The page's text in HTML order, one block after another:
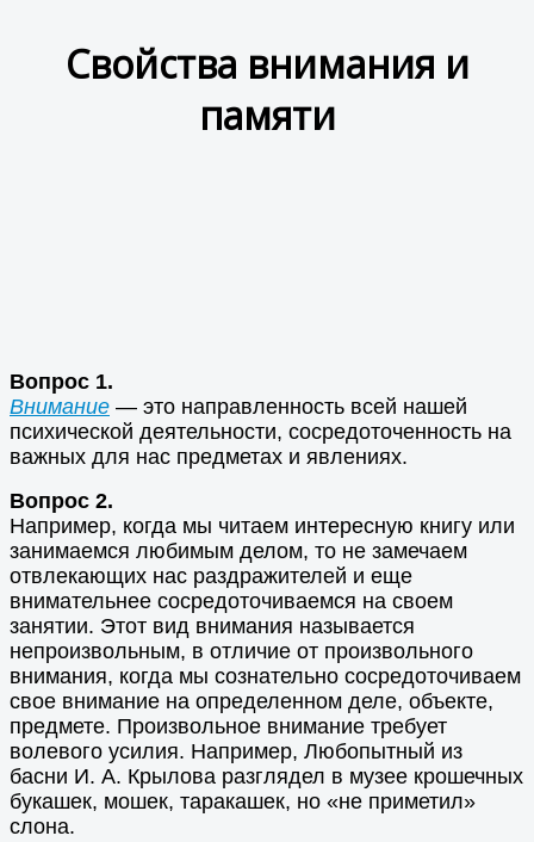
Свойства внимания и
памяти
Вопрос 1.
Внимание — это направленность всей нашей
психической деятельности, сосредоточенность на
важных для нас предметах и явлениях.
Вопрос 2.
Например, когда мы читаем интересную книгу или
занимаемся любимым делом, то не замечаем
отвлекающих нас раздражителей и еще
внимательнее сосредоточиваемся на своем
занятии. Этот вид внимания называется
непроизвольным, в отличие от произвольного
внимания, когда мы сознательно сосредоточиваем
свое внимание на определенном деле, объекте,
предмете. Произвольное внимание требует
волевого усилия. Например, Любопытный из
басни И. А. Крылова разглядел в музее крошечных
букашек, мошек, таракашек, но «не приметил»
слона.